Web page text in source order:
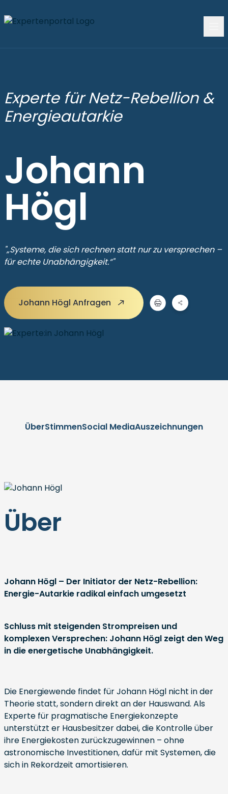
Experte für Netz-Rebellion &
Energieautarkie
Johann
Högl
"„Systeme, die sich rechnen statt nur zu versprechen –
für echte Unabhängigkeit.“"
Johann Högl Anfragen
ÜberStimmenSocial MediaAuszeichnungen
Über
Johann Högl – Der Initiator der Netz-Rebellion:
Energie-Autarkie radikal einfach umgesetzt
Schluss mit steigenden Strompreisen und
komplexen Versprechen: Johann Högl zeigt den Weg
in die energetische Unabhängigkeit.
Die Energiewende findet für Johann Högl nicht in der
Theorie statt, sondern direkt an der Hauswand. Als
Experte für pragmatische Energiekonzepte
unterstützt er Hausbesitzer dabei, die Kontrolle über
ihre Energiekosten zurückzugewinnen – ohne
astronomische Investitionen, dafür mit Systemen, die
sich in Rekordzeit amortisieren.